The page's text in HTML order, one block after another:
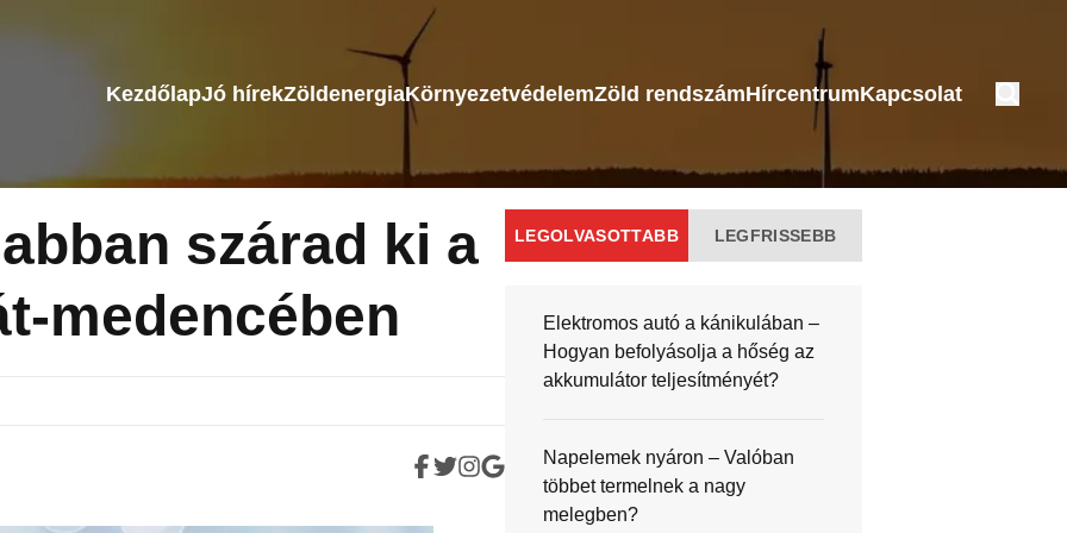
KezdőlapJó hírekZöldenergiaKörnyezetvédelemZöld rendszámHírcentrumKapcsolat
szárad ki a
medencében
LEGOLVASOTTABB LEGFRISSEBB
Elektromos autó a kánikulában –
Hogyan befolyásolja a hőség az
akkumulátor teljesítményét?
Napelemek nyáron – Valóban
többet termelnek a nagy
melegben?